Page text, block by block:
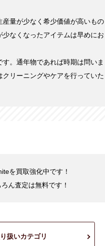
量が少なく希少価値が高いもの
なくなったアイテムは早めにお
。通年物であれば時期は問いま
リーニングやケアを行っていた
を買取強化中です！
ん査定は無料です！
扱いカテゴリ